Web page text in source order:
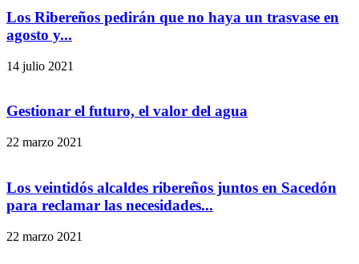
Los Ribereños pedirán que no haya un trasvase en
agosto y...
14 julio 2021
Gestionar el futuro, el valor del agua
22 marzo 2021
Los veintidós alcaldes ribereños juntos en Sacedón
para reclamar las necesidades...
22 marzo 2021